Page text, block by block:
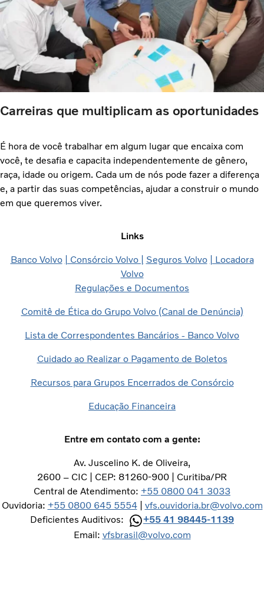
Carreiras que multiplicam as oportunidades
É hora de você trabalhar em algum lugar que encaixa com
você, te desafia e capacita independentemente de gênero,
raça, idade ou origem. Cada um de nós pode fazer a diferença
e, a partir das suas competências, ajudar a construir o mundo
em que queremos viver.
Links​​
Banco Volvo | Consórcio Volvo | Seguros Volvo​​​
| Locadora
Volvo
Regulações e Documentos
​Comitê de Ética do Grupo Volvo (Canal de Denúncia)
Lista de Correspondentes Bancários - Banco Volvo
Cuidado ao Realizar o Pagamento de Boletos
Recursos para Grupos Encerrados de Consórcio
Educação Financeira
Entre em contato com a gente:
Av. Juscelino K. de Oliveira,
2600 – CIC | CEP: 81260-900 | Curitiba/PR
Central de Atendimento: +55 0800 041 3033
Ouvidoria: +55 0800 645 5554| vfs.ouvidoria.br@volvo.com
Deficientes Auditivos:
+55 41 98445-1139
Email: vfsbrasil@volvo.com